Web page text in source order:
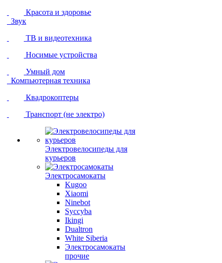
Красота и здоровье
Звук
ТВ и видеотехника
Носимые устройства
Умный дом
Компьютерная техника
Квадрокоптеры
Транспорт (не электро)
Электровелосипеды для
курьеров
Электросамокаты
Kugoo
Xiaomi
Ninebot
Syccyba
Ikingi
Dualtron
White Siberia
Электросамокаты
прочие